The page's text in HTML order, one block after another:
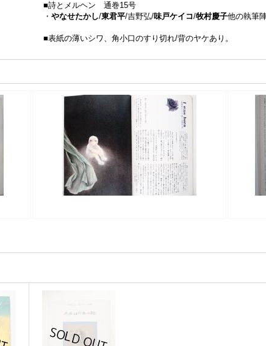
■詩とメルヘン 通巻15号
・ やなせたかし/東君平/吉野弘/味戸ケイコ/牧村慶子他の執筆
■表紙の薄いシワ、角小口のすり切れ/背のヤケあり。